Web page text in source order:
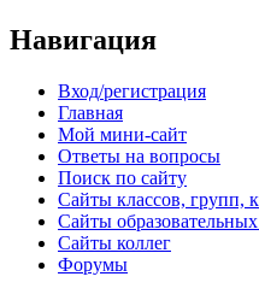
Навигация
Вход/регистрация
Главная
Мой мини-сайт
Ответы на вопросы
Поиск по сайту
Сайты классов, групп,
Сайты
Сайты коллег
Форумы